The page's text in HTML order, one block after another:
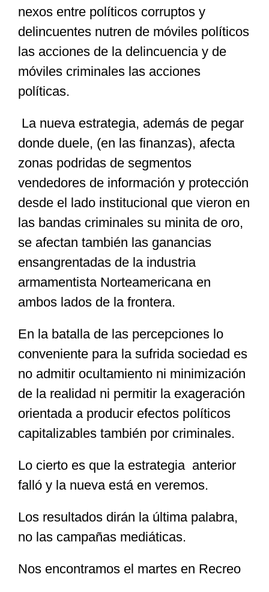
nexos entre políticos corruptos y
delincuentes nutren de móviles políticos
las acciones de la delincuencia y de
móviles criminales las acciones
políticas.
La nueva estrategia, además de pegar
donde duele, (en las finanzas), afecta
zonas podridas de segmentos
vendedores de información y protección
desde el lado institucional que vieron en
las bandas criminales su minita de oro,
se afectan también las ganancias
ensangrentadas de la industria
armamentista Norteamericana en
ambos lados de la frontera.
En la batalla de las percepciones lo
conveniente para la sufrida sociedad es
no admitir ocultamiento ni minimización
de la realidad ni permitir la exageración
orientada a producir efectos políticos
capitalizables también por criminales.
Lo cierto es que la estrategia anterior
falló y la nueva está en veremos.
Los resultados dirán la última palabra,
no las campañas mediáticas.
Nos encontramos el martes en Recreo